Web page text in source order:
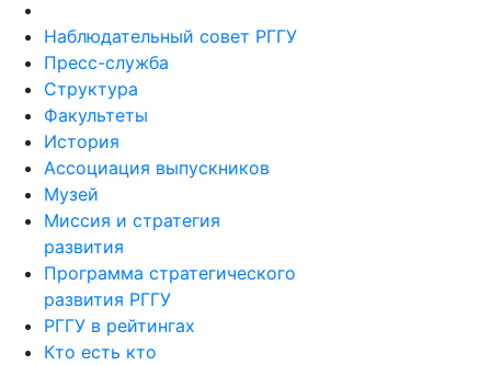
Наблюдательный совет РГГУ
Пресс-служба
Структура
Факультеты
История
Ассоциация выпускников
Музей
Миссия и стратегия
развития
Программа стратегического
развития РГГУ
РГГУ в рейтингах
Кто есть кто